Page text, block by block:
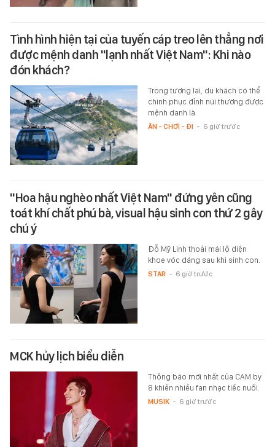
Tình hình hiện tại của tuyến cáp treo lên thẳng nơi
được mệnh danh "lạnh nhất Việt Nam": Khi nào
đón khách?
Trong tương lai, du khách có thể
chinh phục đỉnh núi thường được
mệnh danh là
ĂN - CHƠI - ĐI - 6 giờ trước
"Hoa hậu nghèo nhất Việt Nam" đứng yên cũng
toát khí chất phú bà, visual hậu sinh con thứ 2 gây
chú ý
Đỗ Mỹ Linh thoải mái lộ diện
khoe vóc dáng sau khi sinh con.
STAR - 6 giờ trước
MCK hủy lịch biểu diễn
Thông báo mới nhất của CAM by
8 khiến nhiều fan nhạc tiếc nuối.
MUSIK - 6 giờ trước